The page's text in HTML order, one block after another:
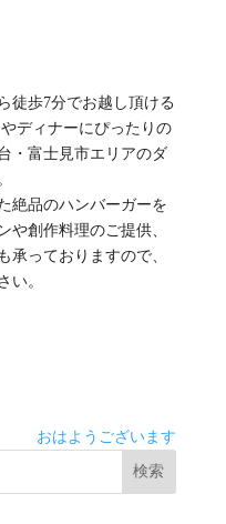
徒歩7分でお越し頂ける
ディナーにぴったりの
・富士見市エリアのダ
絶品のハンバーガーを
や創作料理のご提供、
承っておりますので、
い。
おはようございます
検索